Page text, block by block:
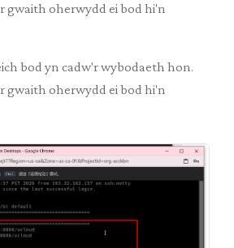
gwaith oherwydd ei bod hi'n
bod yn cadw'r wybodaeth hon.
gwaith oherwydd ei bod hi'n